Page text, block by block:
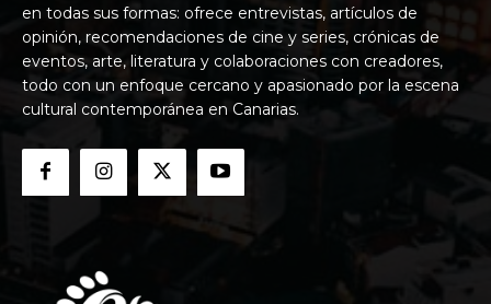
en todas sus formas: ofrece entrevistas, artículos de
opinión, recomendaciones de cine y series, crónicas de
eventos, arte, literatura y colaboraciones con creadores,
todo con un enfoque cercano y apasionado por la escena
cultural contemporánea en Canarias.